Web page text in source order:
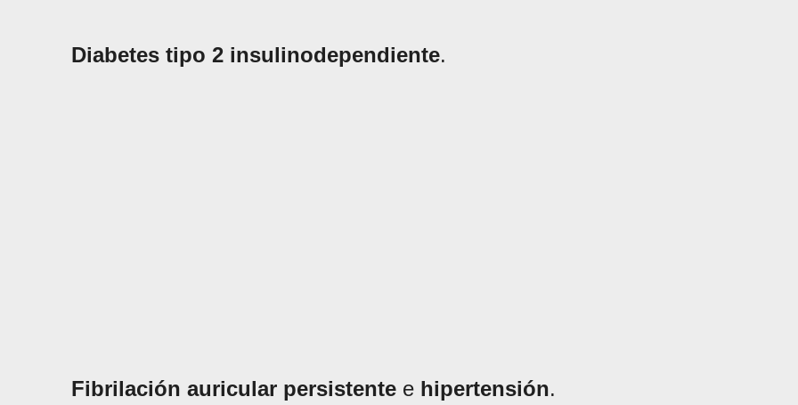
Diabetes tipo 2 insulinodependiente.
Fibrilación auricular persistente e hipertensión.